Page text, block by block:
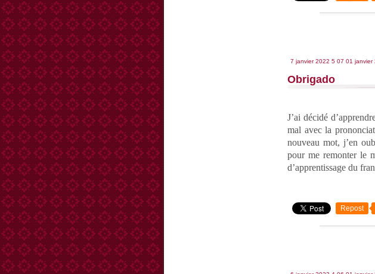
7 janvier 2022 5 07 01 janvier
Obrigado
J’ai décidé
mal avec la
nouveau mot, j’en
pour me remonter le
d’apprentissage du
Repost